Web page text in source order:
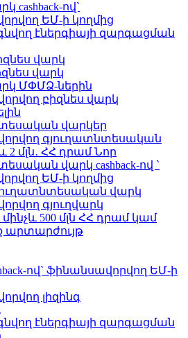
cashback-ով`
ԵՄ-ի կողմից
էներգիայի զարգացման
վարկ
վարկ
ՄՓՄՁ-ներին
բիզնես վարկ
վարկեր
գյուղատնտեսական
2 մլն․ ՀՀ դրամՆոր
վարկ cashback-ով `
ԵՄ-ի կողմից
վարկ
գյուղվարկ
500 մլն ՀՀ դրամ կամ
արտարժույթ
ով` ֆինանսավորվող ԵՄ-ի
լիզինգ
էներգիայի զարգացման